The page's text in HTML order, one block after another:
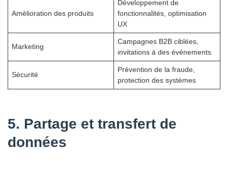
Amélioration des produits
Développement de
fonctionnalités, optimisation
UX
Marketing
Campagnes B2B ciblées,
invitations à des événements
Sécurité
Prévention de la fraude,
protection des systèmes
5. Partage et transfert de
données